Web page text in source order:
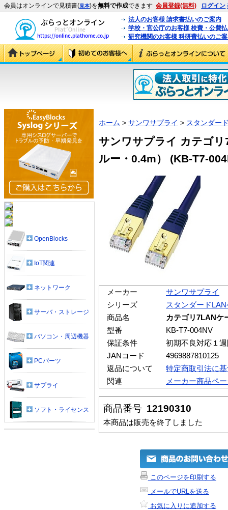
会員はオンラインで見積書(見本)を無料で作成できます 会員登録(無料) ログイン
法人のお客様 請求書払いのご案内
学校・官公庁のお客様 校費・公費
研究機関のお客様 科研費払いのご
ホーム > サンワサプライ > スタンダー
サンワサプライ カテゴ
ルー・0.4m） (KB-T7-
メーカー
サンワサプライ
シリーズ
スタンダード
商品名
カテゴリ7LANケ
型番
KB-T7-004NV
保証条件
初期不良対応１
JANコード
4969887810125
返品について
特定商取引法に
関連
メーカー商品ペ
商品番号 12190310
本商品は販売を終了しました
このページを印刷する
メールでURLを送る
お気に入りに追加する
OpenBlocks
IoT関連
ネットワーク
サーバ・ストレージ
パソコン・周辺機器
PCパーツ
サプライ
ソフト・ライセンス